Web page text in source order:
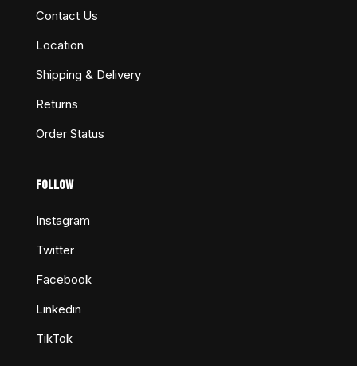
Contact Us
Location
Shipping & Delivery
Returns
Order Status
FOLLOW
Instagram
Twitter
Facebook
Linkedin
TikTok